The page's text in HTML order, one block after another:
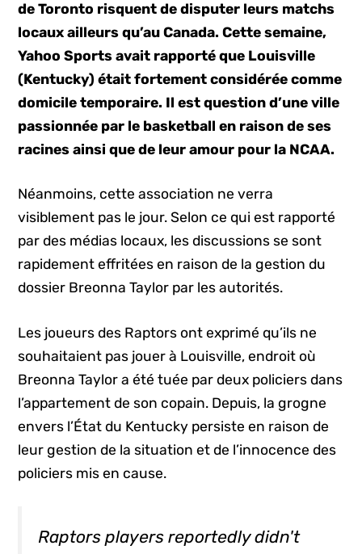
de Toronto risquent de disputer leurs matchs
locaux ailleurs qu’au Canada. Cette semaine,
Yahoo Sports avait rapporté que Louisville
(Kentucky) était fortement considérée comme
domicile temporaire. Il est question d’une ville
passionnée par le basketball en raison de ses
racines ainsi que de leur amour pour la NCAA.
Néanmoins, cette association ne verra
visiblement pas le jour. Selon ce qui est rapporté
par des médias locaux, les discussions se sont
rapidement effritées en raison de la gestion du
dossier Breonna Taylor par les autorités.
Les joueurs des Raptors ont exprimé qu’ils ne
souhaitaient pas jouer à Louisville, endroit où
Breonna Taylor a été tuée par deux policiers dans
l’appartement de son copain. Depuis, la grogne
envers l’État du Kentucky persiste en raison de
leur gestion de la situation et de l’innocence des
policiers mis en cause.
Raptors players reportedly didn't